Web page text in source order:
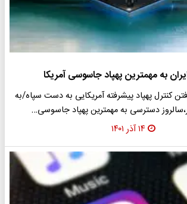
به مهمترین پهپاد جاسوسی آمریکا
کنترل پهپاد پیشرفته آمریکایی به دست سپاه/به
۱۴ آذر ۱۴۰۱